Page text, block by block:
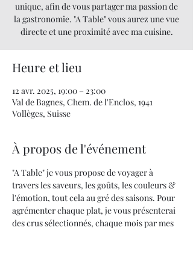
unique, afin de vous partager ma passion de
la gastronomie. "A Table" vous aurez une vue
directe et une proximité avec ma cuisine.
Heure et lieu
12 avr. 2025, 19:00 – 23:00
Val de Bagnes, Chem. de l'Enclos, 1941
Vollèges, Suisse
À propos de l'événement
"A Table" je vous propose de voyager à
travers les saveurs, les goûts, les couleurs &
l'émotion, tout cela au gré des saisons. Pour
agrémenter chaque plat, je vous présenterai
des crus sélectionnés, chaque mois par mes